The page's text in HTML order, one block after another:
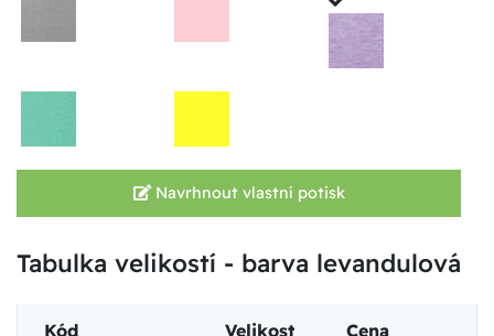
Navrhnout vlastní potisk
Tabulka velikostí - barva levandulová
Kód Velikost
Cena